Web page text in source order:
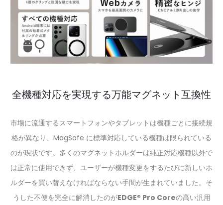
全機種対応を実現する万能マグネット互換性
市場に流通するスマートフォンやタブレットは機種ごとに接続規
格が異なり、MagSafe に標準対応している機種は限られている
のが現状です。多くのマグネットホルダーは純正対応機種以外で
は正常に使用できず、ユーザーが機種変更をするたびに新しいホ
ルダーを買い替えなければならない手間が生まれていました。そ
うした不便を完全に解消したのがEDGE® Pro Coreの高い汎用